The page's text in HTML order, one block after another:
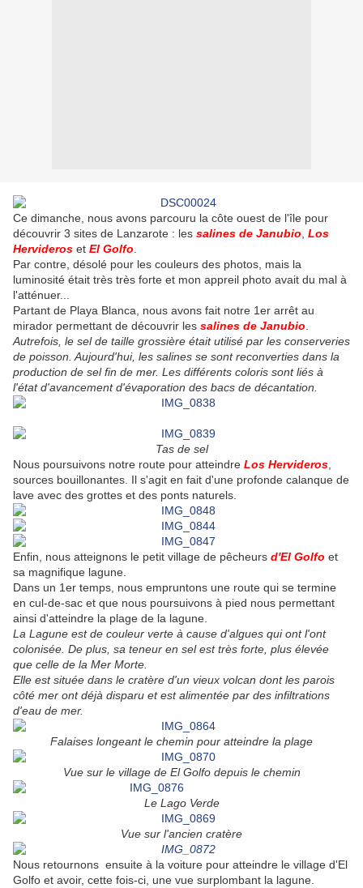
Ce dimanche, nous avons parcouru la côte ouest de l'île pour
découvrir 3 sites de Lanzarote : les salines de Janubio Los
Hervideros et El Golfo
Par contre, désolé pour les couleurs des photos, mais la
luminosité était très très forte et mon appreil photo avait du mal à
l'atténuer...
Partant de Playa Blanca, nous avons fait notre 1er arrêt au
mirador permettant de découvrir les salines de Janubio
Autrefois, le sel de taille grossière était utilisé par les conserveries
de poisson. Aujourd'hui, les salines se sont reconverties dans la
production de sel fin de mer. Les différents coloris sont liés à
l'état d'avancement d'évaporation des bacs de décantation.
Tas de sel
Nous poursuivons notre route pour atteindre Los Hervideros
sources bouillonantes. Il s'agit en fait d'une profonde calanque de
lave avec des grottes et des ponts naturels.
Enfin, nous atteignons le petit village de pêcheurs d'El Golfo et
sa magnifique lagune.
Dans un 1er temps, nous empruntons une route qui se termine
en cul-de-sac et que nous poursuivons à pied nous permettant
ainsi d'atteindre la plage de la lagune.
La Lagune est de couleur verte à cause d'algues qui ont l'ont
colonisée. De plus, sa teneur en sel est très forte, plus élevée
que celle de la Mer Morte.
Elle est située dans le cratère d'un vieux volcan dont les parois
côté mer ont déjà disparu et est alimentée par des infiltrations
d'eau de mer.
Falaises longeant le chemin pour atteindre la plage
Vue sur le village de El Golfo depuis le chemin
Le Lago Verde
Vue sur l'ancien cratère
Nous retournons ensuite à la voiture pour atteindre le village d'El
Golfo et avoir, cette fois-ci, une vue surplombant la lagune.